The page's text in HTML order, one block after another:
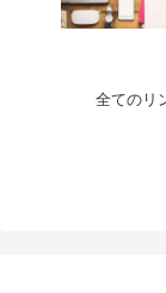
全てのリ